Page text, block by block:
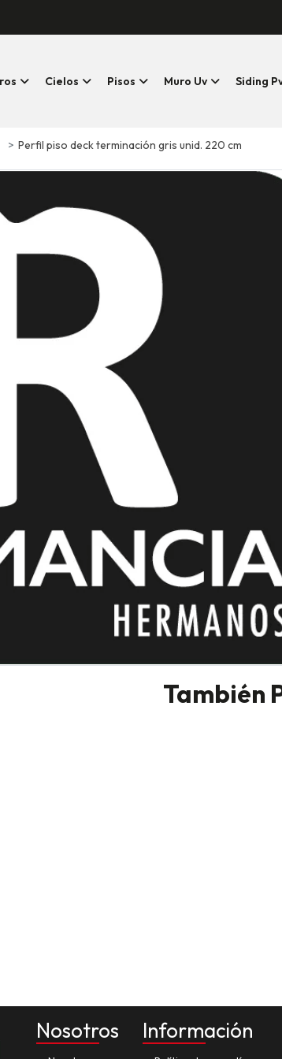
Cielos Pisos Muro Uv Siding
Perfil piso deck terminación gris unid. 220 cm
También
Nosotros Información